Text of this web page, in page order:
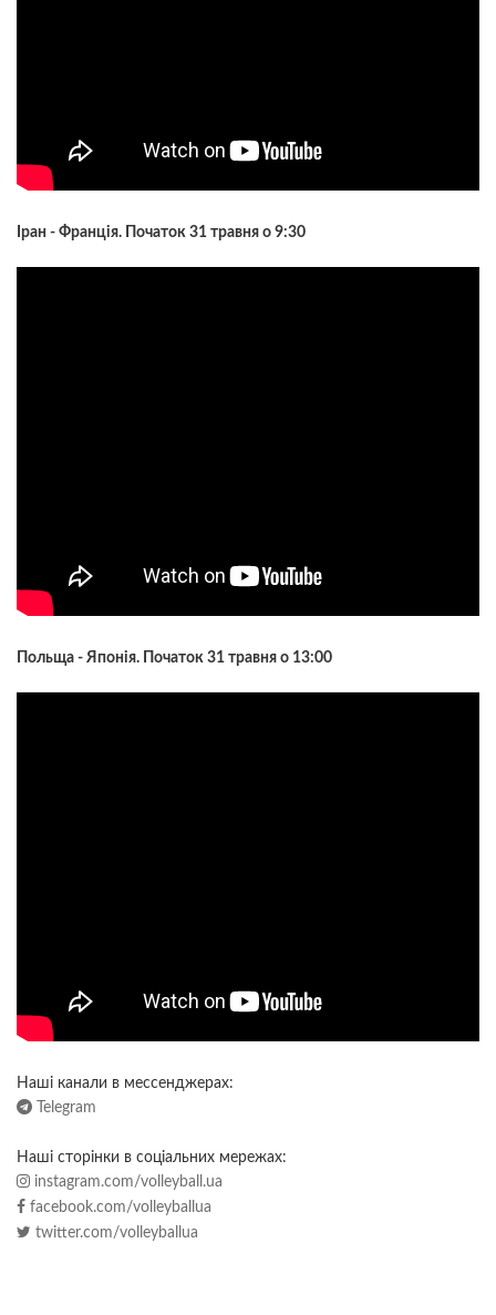
Іран - Франція. Початок 31 травня о 9:30
Польща - Японія. Початок 31 травня о 13:00
Наші канали в мессенджерах:
Telegram
Наші сторінки в соціальних мережах:
instagram.com/volleyball.ua
facebook.com/volleyballua
twitter.com/volleyballua